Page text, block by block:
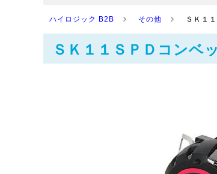
ハイロジック B2B その他 ＳＫ１
ＳＫ１１ＳＰＤコンベ